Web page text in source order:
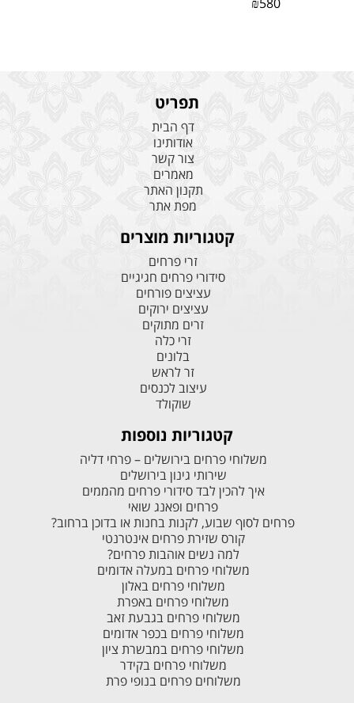
תפריט
דף הבית
אודותינו
צור קשר
מאמרים
תקנון האתר
מפת אתר
קטגוריות מוצרים
זרי פרחים
סידורי פרחים חגיגיים
עציצים פורחים
עציצים ירוקים
זרים מתוקים
זרי כלה
בלונים
זר לראש
עיצוב לכנסים
שוקולד
קטגוריות נוספות
משלוחי פרחים בירושלים – פרחי דליה
שירותי גינון בירושלים
איך להכין לבד סידורי פרחים מהממים
פרחים ופאנג שואי
פרחים לסוף שבוע, לקנות בחנות או בדוכן ברחוב?
קורס שזירת פרחים אינטרנטי
למה נשים אוהבות פרחים?
משלוחי פרחים במעלה אדומים
משלוחי פרחים באלון
משלוחי פרחים באפרת
משלוחי פרחים בגבעת זאב
משלוחי פרחים בכפר אדומים
משלוחי פרחים במבשרת ציון
משלוחי פרחים בקידר
משלוחים פרחים בנופי פרת